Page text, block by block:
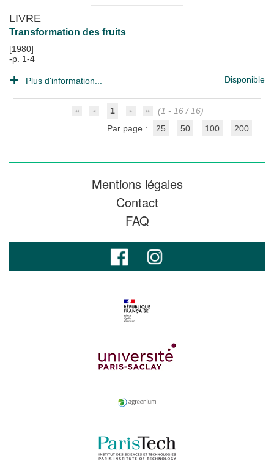
LIVRE
Transformation des fruits
[1980]
-p. 1-4
Plus d'information... Disponible
1
(1 - 16 / 16)
Par page :
25 50 100 200
Mentions légales
Contact
FAQ